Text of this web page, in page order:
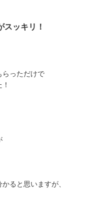
スッキリ！
らっただけで
ると思いますが、